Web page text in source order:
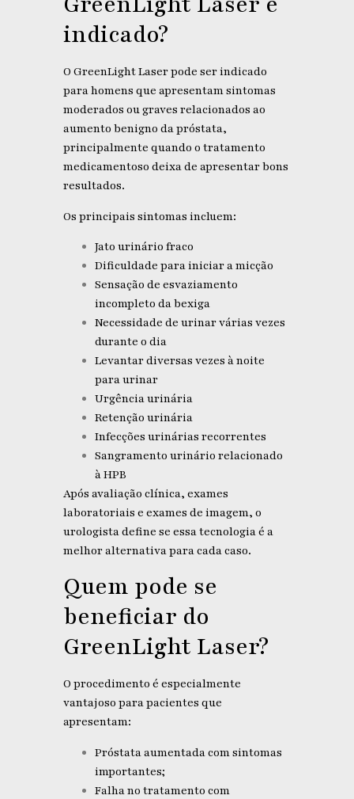
indicado?
O GreenLight Laser pode ser indicado
para homens que apresentam sintomas
moderados ou graves relacionados ao
aumento benigno da próstata,
principalmente quando o tratamento
medicamentoso deixa de apresentar bons
resultados.
Os principais sintomas incluem:
Jato urinário fraco
Dificuldade para iniciar a micção
Sensação de esvaziamento
incompleto da bexiga
Necessidade de urinar várias vezes
durante o dia
Levantar diversas vezes à noite
para urinar
Urgência urinária
Retenção urinária
Infecções urinárias recorrentes
Sangramento urinário relacionado
à HPB
Após avaliação clínica, exames
laboratoriais e exames de imagem, o
urologista define se essa tecnologia é a
melhor alternativa para cada caso.
Quem pode se
beneficiar do
GreenLight Laser?
O procedimento é especialmente
vantajoso para pacientes que
apresentam:
Próstata aumentada com sintomas
importantes;
Falha no tratamento com